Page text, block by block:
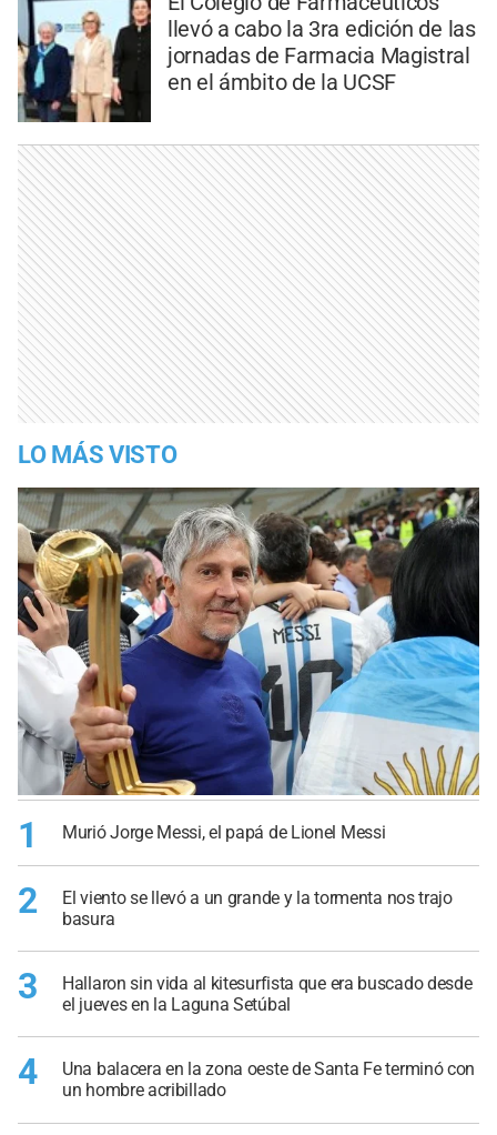
llevó a cabo la 3ra edición de las
jornadas de Farmacia Magistral
en el ámbito de la UCSF
LO MÁS VISTO
1 Murió Jorge Messi, el papá de Lionel Messi
2
El viento se llevó a un grande y la tormenta nos trajo
basura
3
Hallaron sin vida al kitesurfista que era buscado desde
el jueves en la Laguna Setúbal
4
Una balacera en la zona oeste de Santa Fe terminó con
un hombre acribillado